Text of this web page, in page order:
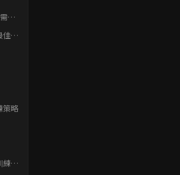
求
佳臀
策略
練進